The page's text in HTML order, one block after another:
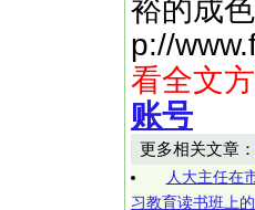
裕的成
p://
看全文方
账号
更多相关文章：
人大主任在
习教育读书班上